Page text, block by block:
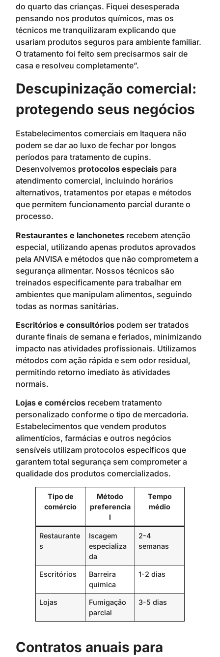
do quarto das crianças. Fiquei desesperada
pensando nos produtos químicos, mas os
técnicos me tranquilizaram explicando que
usariam produtos seguros para ambiente familiar.
O tratamento foi feito sem precisarmos sair de
casa e resolveu completamente”.
Descupinização comercial:
protegendo seus negócios
Estabelecimentos comerciais em Itaquera não
podem se dar ao luxo de fechar por longos
períodos para tratamento de cupins.
Desenvolvemos protocolos especiais para
atendimento comercial, incluindo horários
alternativos, tratamentos por etapas e métodos
que permitem funcionamento parcial durante o
processo.
Restaurantes e lanchonetes recebem atenção
especial, utilizando apenas produtos aprovados
pela ANVISA e métodos que não comprometem a
segurança alimentar. Nossos técnicos são
treinados especificamente para trabalhar em
ambientes que manipulam alimentos, seguindo
todas as normas sanitárias.
Escritórios e consultórios podem ser tratados
durante finais de semana e feriados, minimizando
impacto nas atividades profissionais. Utilizamos
métodos com ação rápida e sem odor residual,
permitindo retorno imediato às atividades
normais.
Lojas e comércios recebem tratamento
personalizado conforme o tipo de mercadoria.
Estabelecimentos que vendem produtos
alimentícios, farmácias e outros negócios
sensíveis utilizam protocolos específicos que
garantem total segurança sem comprometer a
qualidade dos produtos comercializados.
Tipo de
comércio
Método
preferencia
l
Tempo
médio
Restaurante
s
Iscagem
especializa
da
2-4
semanas
Escritórios
Barreira
química
1-2 dias
Lojas
Fumigação
parcial
3-5 dias
Contratos anuais para